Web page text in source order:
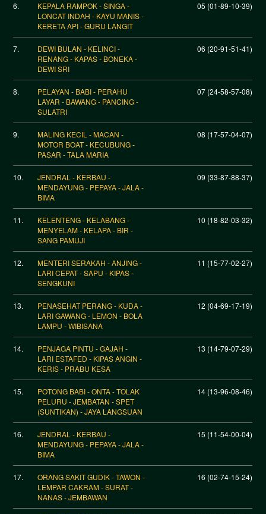
6.
KEPALA RAMPOK - SINGA -
LONCAT INDAH - KAYU MANIS -
KERETA API - GURU LANGIT
05 (01-89-10-39)
7.
DEWI BULAN - KELINCI -
RENANG - KAPAS - BONEKA -
DEWI SRI
06 (20-91-51-41)
8.
PELAYAN - BABI - PERAHU
LAYAR - BAWANG - PANCING -
SULATRI
07 (24-58-57-08)
9.
MALING KECIL - MACAN -
MOTOR BOAT - KECUBUNG -
PASAR - TALA MARIA
08 (17-57-04-07)
10.
JENDRAL - KERBAU -
MENDAYUNG - PEPAYA - JALA -
BIMA
09 (33-87-88-37)
11.
KELENTENG - KELABANG -
MENYELAM - KELAPA - BIR -
SANG PAMUJI
10 (18-82-03-32)
12.
MENTERI SERAKAH - ANJING -
LARI CEPAT - SAPU - KIPAS -
SENGKUNI
11 (15-77-02-27)
13.
PENASEHAT PERANG - KUDA -
LARI GAWANG - LEMON - BOLA
LAMPU - WIBISANA
12 (04-69-17-19)
14.
PENJAGA PINTU - GAJAH -
LARI ESTAFED - KIPAS ANGIN -
KERIS - PRABU KESA
13 (14-79-07-29)
15.
POTONG BABI - ONTA - TOLAK
PELURU - JEMBATAN - SPET
(SUNTIKAN) - JAYA LANGSUAN
14 (13-96-08-46)
16.
JENDRAL - KERBAU -
MENDAYUNG - PEPAYA - JALA -
BIMA
15 (11-54-00-04)
17.
ORANG SAKIT GUDIK - TAWON -
LEMPAR CAKRAM - SURAT -
NANAS - JEMBAWAN
16 (02-74-15-24)